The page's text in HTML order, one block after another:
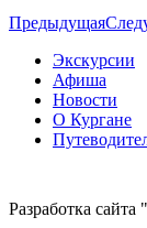
Предыдущая
Экскурсии
Афиша
Новости
О Кургане
Разработка